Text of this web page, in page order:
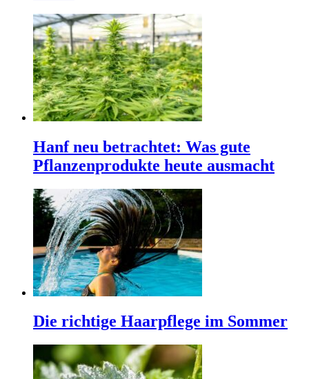
Hanf neu betrachtet: Was gute
Pflanzenprodukte heute ausmacht
Die richtige Haarpflege im Sommer